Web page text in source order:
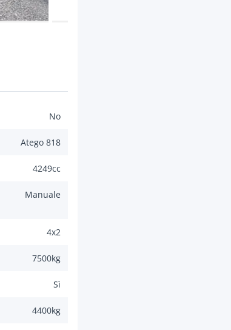
No
Atego 818
4249cc
Manuale
4x2
7500kg
Sì
4400kg